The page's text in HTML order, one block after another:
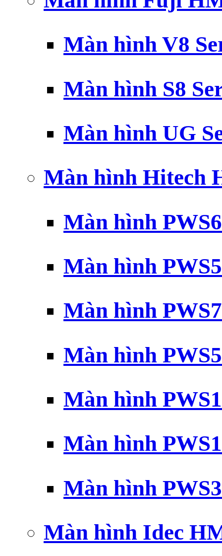
Màn hình V8
Màn hình S8
Màn hình UG
Màn hình Hitech
Màn hình
Màn hình
Màn hình
Màn hình
Màn hình
Màn hình
Màn hình
Màn hình Idec